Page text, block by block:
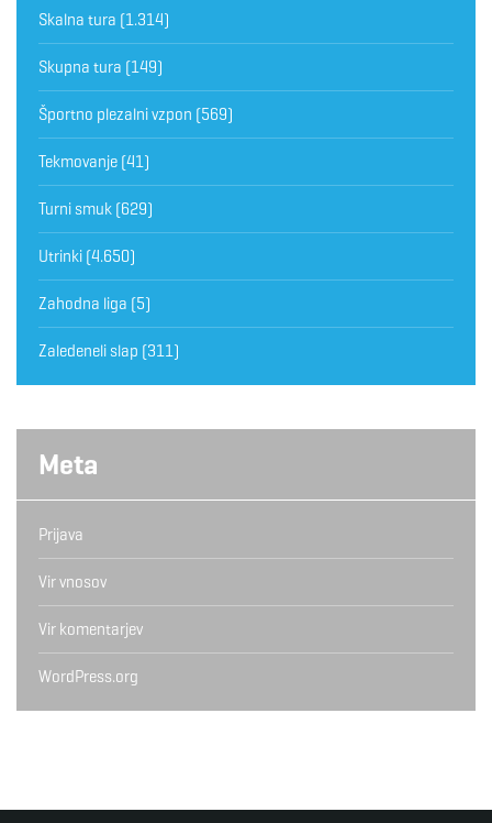
Skalna tura (1.314)
Skupna tura (149)
Športno plezalni vzpon (569)
Tekmovanje (41)
Turni smuk (629)
Utrinki (4.650)
Zahodna liga (5)
Zaledeneli slap (311)
Meta
Prijava
Vir vnosov
Vir komentarjev
WordPress.org